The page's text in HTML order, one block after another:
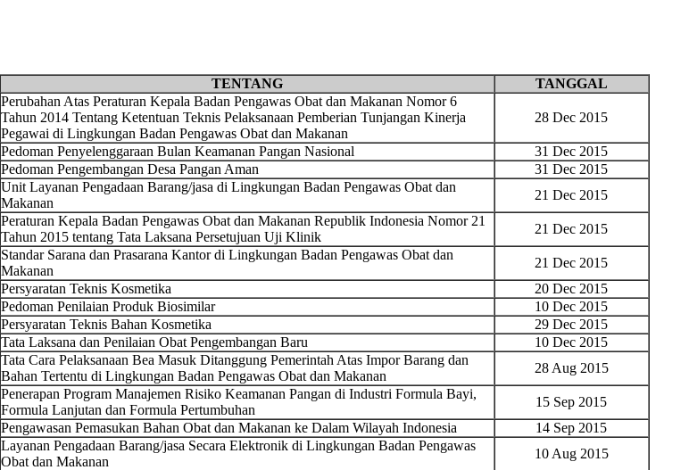
TENTANG TANGGAL
Perubahan Atas Peraturan Kepala Badan Pengawas Obat dan Makanan Nomor 6
Tahun 2014 Tentang Ketentuan Teknis Pelaksanaan Pemberian Tunjangan Kinerja
Pegawai di Lingkungan Badan Pengawas Obat dan Makanan
28 Dec 2015
Pedoman Penyelenggaraan Bulan Keamanan Pangan Nasional
31 Dec 2015
Pedoman Pengembangan Desa Pangan Aman
31 Dec 2015
Unit Layanan Pengadaan Barang/jasa di Lingkungan Badan Pengawas Obat dan
Makanan
21 Dec 2015
Peraturan Kepala Badan Pengawas Obat dan Makanan Republik Indonesia Nomor 21
Tahun 2015 tentang Tata Laksana Persetujuan Uji Klinik
21 Dec 2015
Standar Sarana dan Prasarana Kantor di Lingkungan Badan Pengawas Obat dan
Makanan
21 Dec 2015
Persyaratan Teknis Kosmetika
20 Dec 2015
Pedoman Penilaian Produk Biosimilar
10 Dec 2015
Persyaratan Teknis Bahan Kosmetika
29 Dec 2015
Tata Laksana dan Penilaian Obat Pengembangan Baru
10 Dec 2015
Tata Cara Pelaksanaan Bea Masuk Ditanggung Pemerintah Atas Impor Barang dan
Bahan Tertentu di Lingkungan Badan Pengawas Obat dan Makanan
28 Aug 2015
Penerapan Program Manajemen Risiko Keamanan Pangan di Industri Formula Bayi,
Formula Lanjutan dan Formula Pertumbuhan
15 Sep 2015
Pengawasan Pemasukan Bahan Obat dan Makanan ke Dalam Wilayah Indonesia
14 Sep 2015
Layanan Pengadaan Barang/jasa Secara Elektronik di Lingkungan Badan Pengawas
Obat dan Makanan
10 Aug 2015